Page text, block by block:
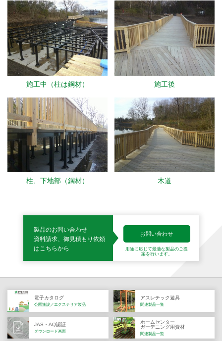
施工中（柱は鋼材） 施工後
柱、下地部（鋼材） 木道
製品のお問い合わせ
資料請求、御見積もり依頼
はこちらから
お問い合わせ
用途に応じて最適な製品のご提
案を行います。
電子カタログ
公園施設／エクステリア製品
アスレチック遊具
関連製品一覧
JAS・AQ認証
ダウンロード画面
ホームセンター
ガーデニング用資材
関連製品一覧